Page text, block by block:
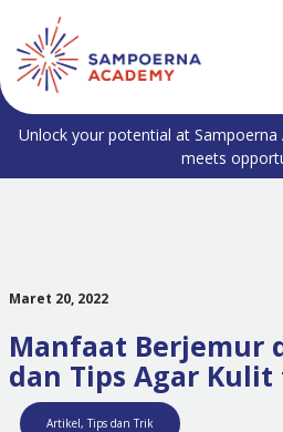
Unlock your potential at
meets
Maret 20, 2022
Manfaat Berjemur
dan Tips Agar
Artikel,Tips dan Trik